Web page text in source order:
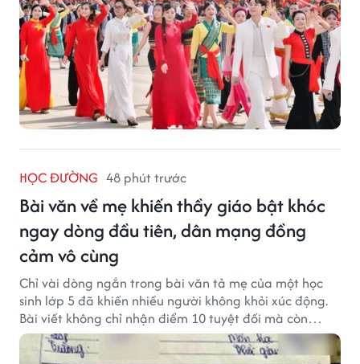
HỌC ĐƯỜNG 48 phút trước
Bài văn về mẹ khiến thầy giáo bật khóc
ngay dòng đầu tiên, dân mạng đồng
cảm vô cùng
Chỉ vài dòng ngắn trong bài văn tả mẹ của một học
sinh lớp 5 đã khiến nhiều người không khỏi xúc động.
Bài viết không chỉ nhận điểm 10 tuyệt đối mà còn
khiến thầy giáo nghẹn ngào viết lời phê: "Thầy đã
khóc khi đọc xong dòng đầu tiên."